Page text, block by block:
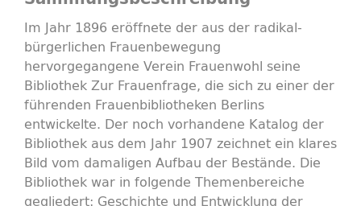
Im Jahr 1896 eröffnete der aus der radikal-
bürgerlichen Frauenbewegung
hervorgegangene Verein Frauenwohl seine
Bibliothek Zur Frauenfrage, die sich zu einer der
führenden Frauenbibliotheken Berlins
entwickelte. Der noch vorhandene Katalog der
Bibliothek aus dem Jahr 1907 zeichnet ein klares
Bild vom damaligen Aufbau der Bestände. Die
Bibliothek war in folgende Themenbereiche
gegliedert: Geschichte und Entwicklung der